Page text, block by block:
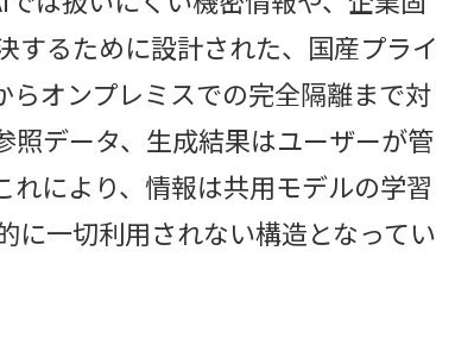
するために設計された、国産プライ
オンプレミスでの完全隔離まで対
照データ、生成結果はユーザーが管
により、情報は共用モデルの学習
に一切利用されない構造となってい